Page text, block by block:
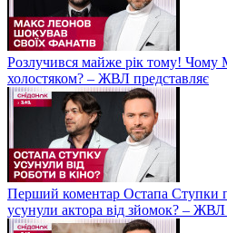
Розлучився майже рік тому! Чому
холостяком? – ЖВЛ представляє
Перший коментар Остапа Ступки
усунули актора від зйомок? – ЖВЛ